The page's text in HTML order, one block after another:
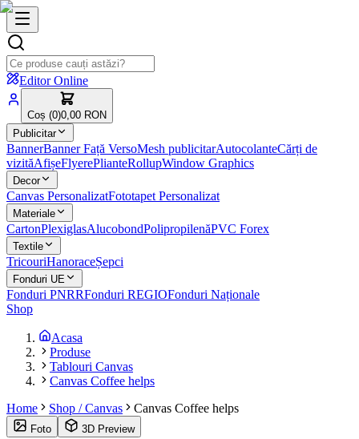
Editor Online
Coș (0)0,00 RON
Publicitar
BannerBanner Față VersoMesh publicitarAutocolanteCărți de
vizităAfișeFlyerePlianteRollupWindow Graphics
Decor
Canvas PersonalizatFototapet Personalizat
Materiale
CartonPlexiglasAlucobondPolipropilenăPVC Forex
Textile
TricouriHanoraceȘepci
Fonduri UE
Fonduri PNRRFonduri REGIOFonduri Naționale
Shop
Acasa
Produse
Tablouri Canvas
Canvas Coffee helps
Home
Shop / Canvas Canvas Coffee helps
Foto 3D Preview